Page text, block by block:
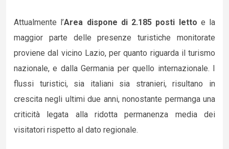
Attualmente l’Area dispone di 2.185 posti letto e la
maggior parte delle presenze turistiche monitorate
proviene dal vicino Lazio, per quanto riguarda il turismo
nazionale, e dalla Germania per quello internazionale. I
flussi turistici, sia italiani sia stranieri, risultano in
crescita negli ultimi due anni, nonostante permanga una
criticità legata alla ridotta permanenza media dei
visitatori rispetto al dato regionale.